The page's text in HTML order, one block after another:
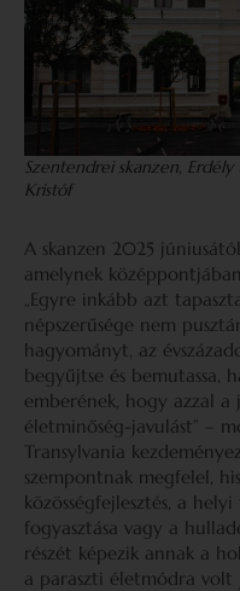
Szentendrei skanzen,
Kristóf
A skanzen 2025
amelynek
„Egyre inkább azt
népszerűsége nem
hagyományt, az
begyűjtse és bemutassa,
emberének, hogy azzal a
életminőség-javulást” –
Transylvania
szempontnak megfelel,
közösségfejlesztés, a
fogyasztása vagy a
részét képezik annak a
a paraszti életmódra volt